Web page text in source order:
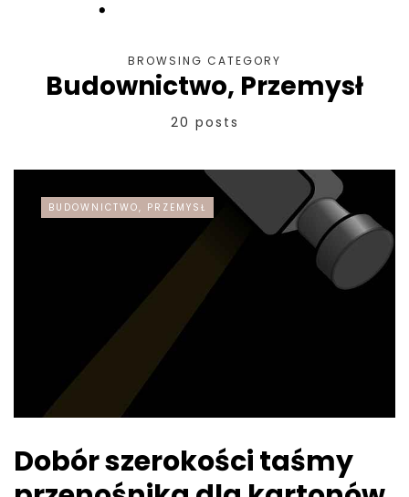
BROWSING CATEGORY
Budownictwo, Przemysł
20 posts
BUDOWNICTWO, PRZEMYSŁ
Dobór szerokości taśmy